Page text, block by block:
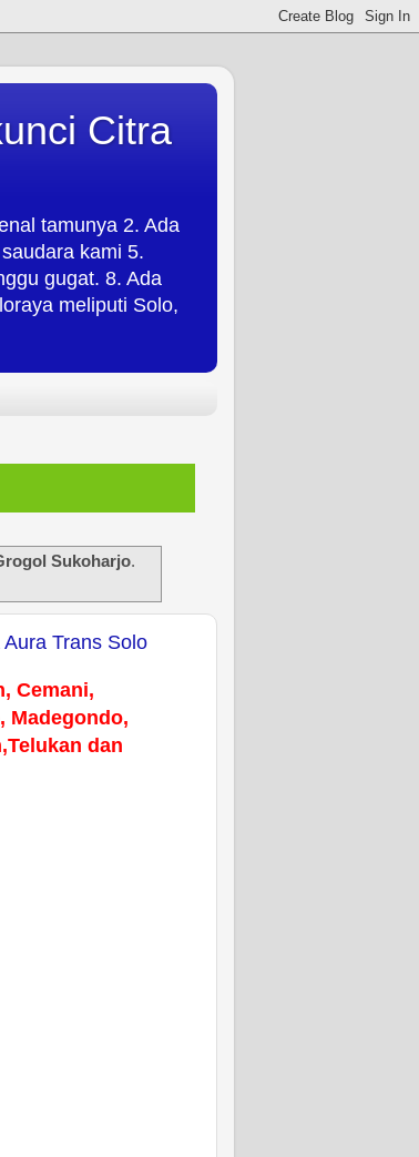
Citra
tamunya 2. Ada
kami 5.
gugat. 8. Ada
meliputi Solo,
Sukoharjo.
Trans Solo
Cemani,
Madegondo,
dan